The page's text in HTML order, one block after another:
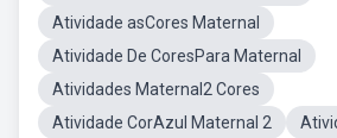
Atividade asCores Maternal
Atividade De CoresPara Maternal
Atividades Maternal2 Cores
Atividade CorAzul Maternal 2